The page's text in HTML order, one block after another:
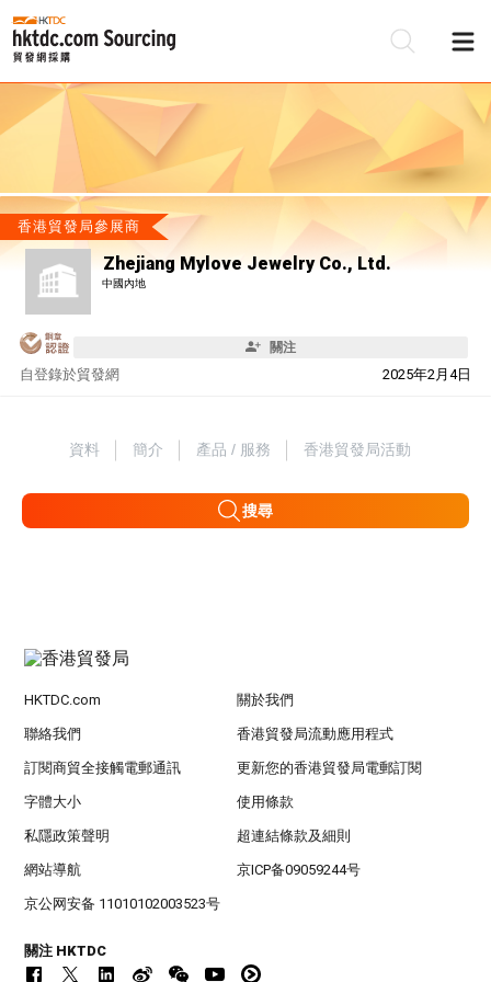
香港貿發局參展商
Zhejiang Mylove Jewelry Co., Ltd.
中國內地
關注
自 2025年2月4日
登錄於貿發網
資料 簡介 產品 / 服務 香港貿發局活動
搜尋
HKTDC.com 關於我們
聯絡我們 香港貿發局流動應用程式
訂閱商貿全接觸電郵通訊 更新您的香港貿發局電郵訂閱
字體大小 使用條款
私隱政策聲明 超連結條款及細則
網站導航 京ICP备09059244号
京公网安备 11010102003523号
關注 HKTDC